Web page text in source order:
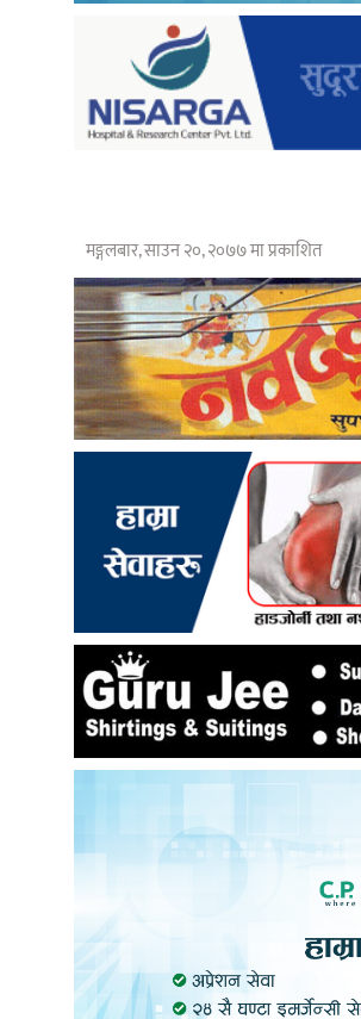
मङ्गलबार, साउन २०, २०७७ मा प्रकाशित